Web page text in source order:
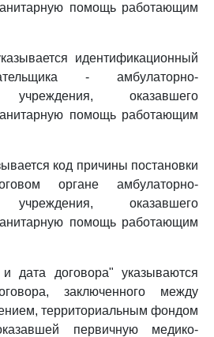
помощь работающим
идентификационный
- амбулаторно-
учреждения, оказавшего
помощь работающим
код причины постановки
органе амбулаторно-
учреждения, оказавшего
помощь работающим
договора" указываются
заключенного между
территориальным фондом
первичную медико-